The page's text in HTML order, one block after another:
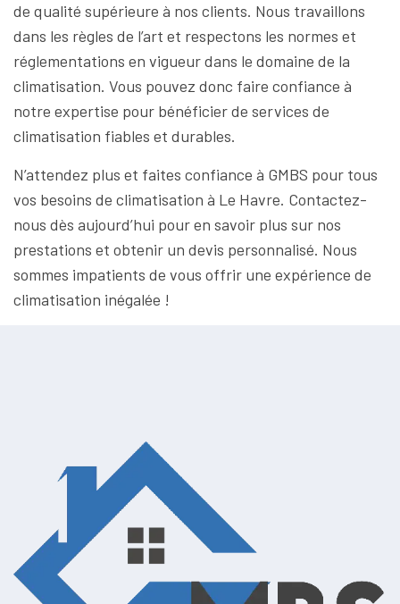
de qualité supérieure à nos clients. Nous travaillons
dans les règles de l’art et respectons les normes et
réglementations en vigueur dans le domaine de la
climatisation. Vous pouvez donc faire confiance à
notre expertise pour bénéficier de services de
climatisation fiables et durables.
N’attendez plus et faites confiance à GMBS pour tous
vos besoins de climatisation à Le Havre. Contactez-
nous dès aujourd’hui pour en savoir plus sur nos
prestations et obtenir un devis personnalisé. Nous
sommes impatients de vous offrir une expérience de
climatisation inégalée !